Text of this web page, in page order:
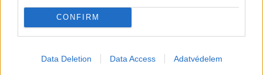
CONFIRM
Data Deletion Data Access Adatvédelem
Elektromos autókhoz gyártanak katódot
Debrecenben 2024-től